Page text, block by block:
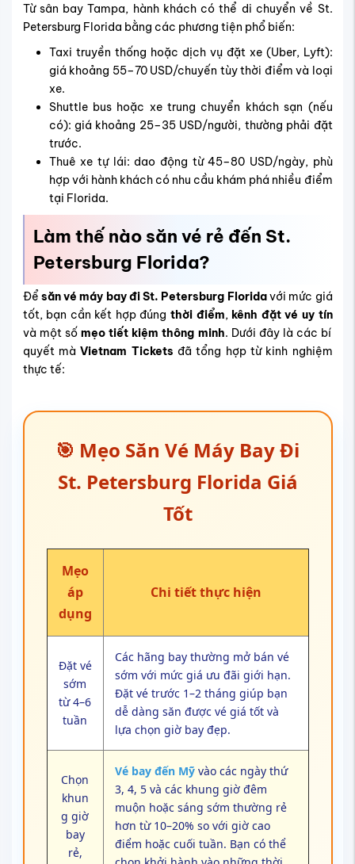
Từ sân bay Tampa, hành khách có thể di chuyển về St.
Petersburg Florida bằng các phương tiện phổ biến:
Taxi truyền thống hoặc dịch vụ đặt xe (Uber, Lyft):
giá khoảng 55–70 USD/chuyến tùy thời điểm và loại
xe.
Shuttle bus hoặc xe trung chuyển khách sạn (nếu
có): giá khoảng 25–35 USD/người, thường phải đặt
trước.
Thuê xe tự lái: dao động từ 45–80 USD/ngày, phù
hợp với hành khách có nhu cầu khám phá nhiều điểm
tại Florida.
Làm thế nào săn vé rẻ đến St.
Petersburg Florida?
Để săn vé máy bay đi St. Petersburg Floridavới mức giá
tốt, bạn cần kết hợp đúng thời điểm, kênh đặt vé uy tín
và một số mẹo tiết kiệm thông minh. Dưới đây là các bí
quyết màVietnam Tickets đã tổng hợp từ kinh nghiệm
thực tế:
🎯 Mẹo Săn Vé Máy Bay Đi
St. Petersburg Florida Giá
Tốt
Mẹo
áp
dụng
Chi tiết thực hiện
Đặt vé
sớm
từ 4–6
tuần
Các hãng bay thường mở bán vé
sớm với mức giá ưu đãi giới hạn.
Đặt vé trước 1–2 tháng giúp bạn
dễ dàng săn được vé giá tốt và
lựa chọn giờ bay đẹp.
Chọn
khun
g giờ
bay
rẻ,
Vé bay đến Mỹvào các ngày thứ
3, 4, 5 và các khung giờ đêm
muộn hoặc sáng sớm thường rẻ
hơn từ 10–20% so với giờ cao
điểm hoặc cuối tuần. Bạn có thể